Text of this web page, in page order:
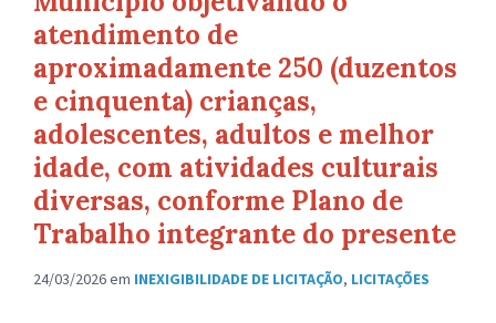
atendimento de
aproximadamente 250 (duzentos
e cinquenta) crianças,
adolescentes, adultos e melhor
idade, com atividades culturais
diversas, conforme Plano de
Trabalho integrante do presente
24/03/2026em INEXIGIBILIDADE DE LICITAÇÃO, LICITAÇÕES